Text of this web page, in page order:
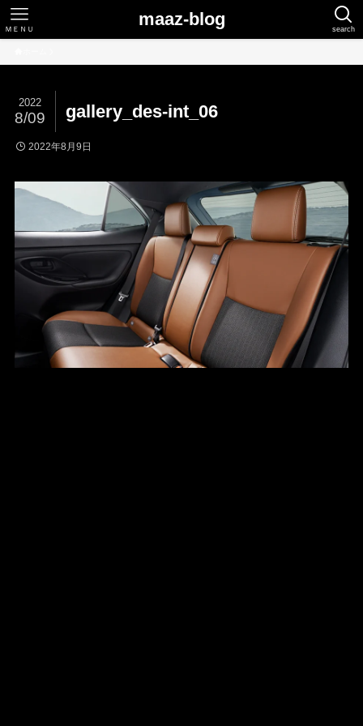
maaz-blog search
ＭＥＮＵ
gallery_des-int_06
2022
8/09
2022年8月9日